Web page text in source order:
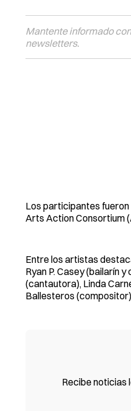
Mantente informado
newsletters.
Los participantes
Arts Action Consortium
Entre los artistas
Ryan P. Casey (bailarín
(cantautora), Linda
Ballesteros
Recibe noticias